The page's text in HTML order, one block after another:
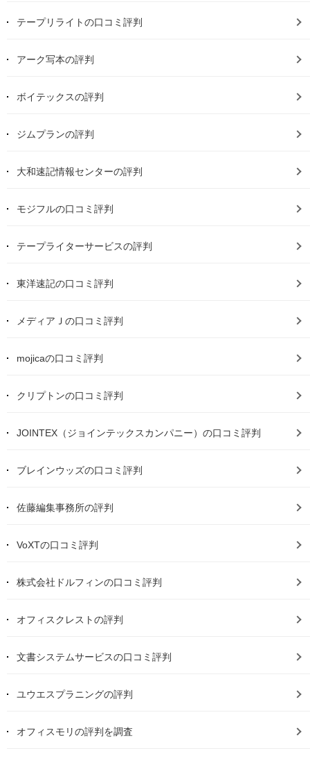
テープリライトの口コミ評判
アーク写本の評判
ボイテックスの評判
ジムプランの評判
大和速記情報センターの評判
モジフルの口コミ評判
テープライターサービスの評判
東洋速記の口コミ評判
メディアＪの口コミ評判
mojicaの口コミ評判
クリプトンの口コミ評判
JOINTEX（ジョインテックスカンパニー）の口コミ評判
ブレインウッズの口コミ評判
佐藤編集事務所の評判
VoXTの口コミ評判
株式会社ドルフィンの口コミ評判
オフィスクレストの評判
文書システムサービスの口コミ評判
ユウエスプラニングの評判
オフィスモリの評判を調査